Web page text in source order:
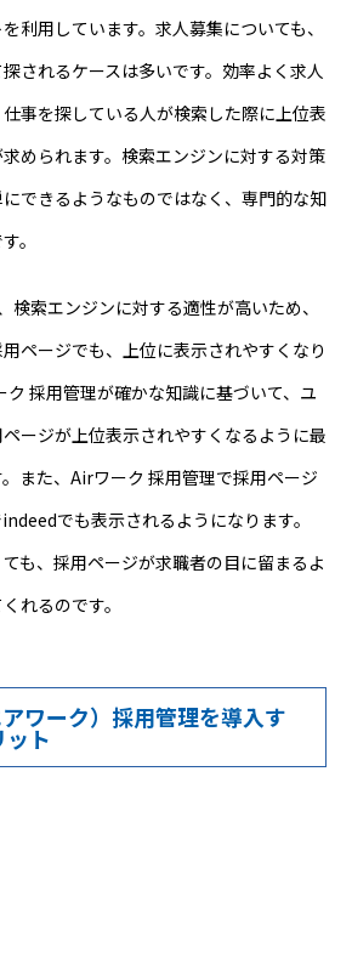
利用しています。求人募集についても、
されるケースは多いです。効率よく求人
事を探している人が検索した際に上位表
められます。検索エンジンに対する対策
できるようなものではなく、専門的な知
。
検索エンジンに対する適性が高いため、
ページでも、上位に表示されやすくなり
ク 採用管理が確かな知識に基づいて、ユ
ージが上位表示されやすくなるように最
また、Airワーク 採用管理で採用ページ
でも表示されるようになります。
も、採用ページが求職者の目に留まるよ
れるのです。
ワーク）採用管理を導入す
ト